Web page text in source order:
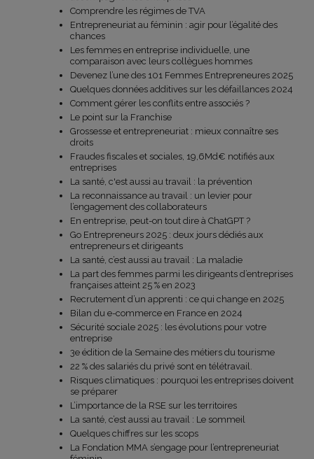
Comprendre les régimes de TVA
Entrepreneuriat au féminin : agir pour l’égalité des
chances
Les femmes en entreprise individuelle, une
comparaison avec leurs collègues hommes
Devenez l’une des 101 Femmes Entrepreneures 2025
Quelques données additives sur les défaillances 2024
Comment gérer les conflits entre associés ?
Le point sur la Franchise
Grossesse et entrepreneuriat : mieux connaître ses
droits
Fraudes fiscales et sociales, 19,6Md€ notifiés aux
entreprises
La santé, c'est aussi au travail : la prévention
La reconnaissance au travail : un levier pour
l’engagement des collaborateurs
En entreprise, peut-on tout dire à ChatGPT ?
Go Entrepreneurs 2025 : deux jours dédiés aux
entrepreneurs et dirigeants
La santé, c’est aussi au travail : La maladie
La part des femmes parmi les dirigeants d’entreprises
françaises atteint 25 % en 2023
Recrutement d’un apprenti : ce qui change en 2025
Bilan du e-commerce en France en 2024
Sécurité sociale 2025 : les évolutions pour votre
entreprise
3e édition de la Semaine des métiers du tourisme
22 % des salariés du privé sont en télétravail.
Risques climatiques : pourquoi les entreprises doivent
se préparer
L’importance de la RSE sur les territoires
La santé, c’est aussi au travail : Le sommeil
Quelques chiffres sur les scops
La Fondation MMA s’engage pour l’entrepreneuriat